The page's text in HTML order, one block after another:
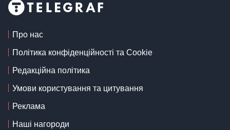
Про нас
Політика конфіденційності та Cookie
Редакційна політика
Умови користування та цитування
Реклама
Наші нагороди